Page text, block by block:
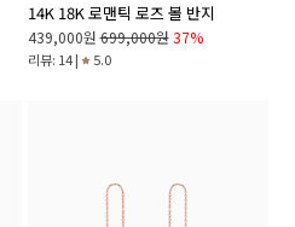
14K 18K 로맨틱 로즈 볼 반지
439,000원 699,000원 37%
리뷰: 14 | 5.0